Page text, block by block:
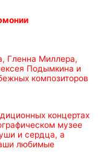
Гленна Миллера,
Подымкина и
композиторов
концертах
музее
и сердца, а
любимые